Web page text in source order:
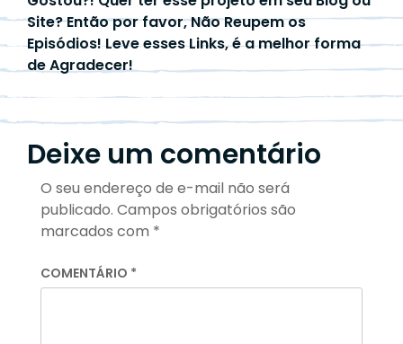
Site? Então por favor, Não Reupem os
Episódios! Leve esses Links, é a melhor forma
de Agradecer!
Deixe um comentário
O seu endereço de e-mail não será
publicado. Campos obrigatórios são
marcados com *
COMENTÁRIO *